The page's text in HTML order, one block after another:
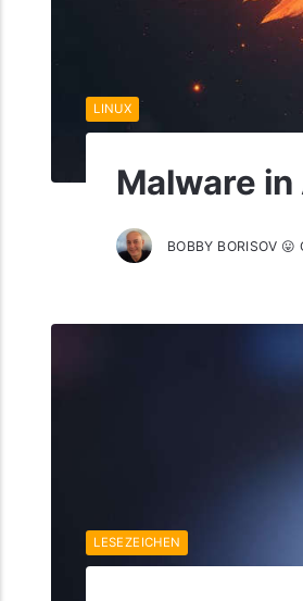
Malware
BOBBY BORISOV 😛
LINUX
LESEZEICHEN